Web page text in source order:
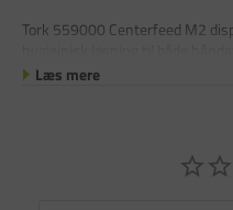
Tork 559000 Centerfeed M2
Læs mere